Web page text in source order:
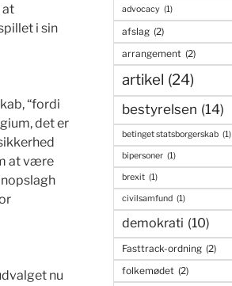
at
i sin
“fordi
det er
at være
nu
advocacy (1)
afslag (2)
arrangement (2)
artikel (24)
bestyrelsen (14)
betinget statsborgerskab (1)
bipersoner (1)
brexit (1)
civilsamfund (1)
demokrati (10)
Fasttrack-ordning (2)
folkemødet (2)